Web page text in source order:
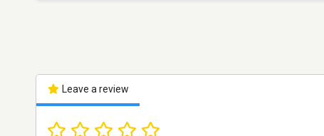
Leave a review